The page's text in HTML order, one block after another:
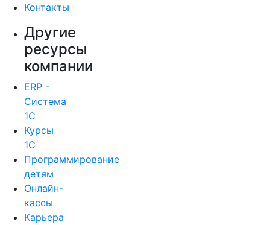
Контакты
Другие
ресурсы
компании
ERP -
Система
1С
Курсы
1С
Программирование
детям
Онлайн-
кассы
Карьера